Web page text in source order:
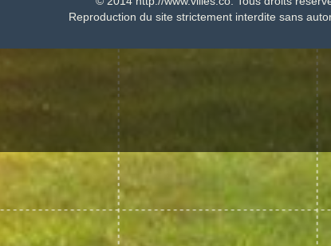
Reproduction du site strictement interdite sans